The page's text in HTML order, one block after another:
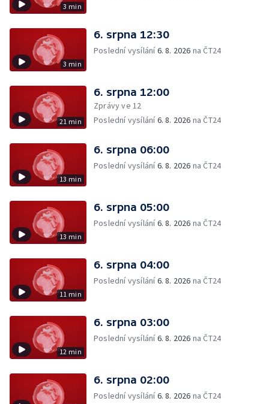
3 min
3 min
6. srpna 12:30
Poslední vysílání6. 8. 2026 na ČT24
21 min
6. srpna 12:00
Zprávy ve 12
Poslední vysílání6. 8. 2026 na ČT24
13 min
6. srpna 06:00
Poslední vysílání6. 8. 2026 na ČT24
13 min
6. srpna 05:00
Poslední vysílání6. 8. 2026 na ČT24
11 min
6. srpna 04:00
Poslední vysílání6. 8. 2026 na ČT24
12 min
6. srpna 03:00
Poslední vysílání6. 8. 2026 na ČT24
6. srpna 02:00
Poslední vysílání6. 8. 2026 na ČT24